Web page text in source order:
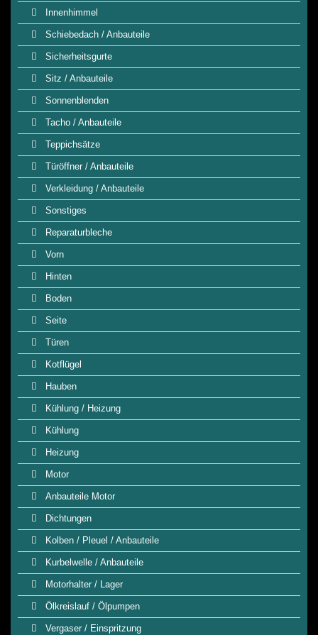
Innenhimmel
Schiebedach / Anbauteile
Sicherheitsgurte
Sitz / Anbauteile
Sonnenblenden
Tacho / Anbauteile
Teppichsätze
Türöffner / Anbauteile
Verkleidung / Anbauteile
Sonstiges
Reparaturbleche
Vorn
Hinten
Boden
Seite
Türen
Kotflügel
Hauben
Kühlung / Heizung
Kühlung
Heizung
Motor
Anbauteile Motor
Dichtungen
Kolben / Pleuel / Anbauteile
Kurbelwelle / Anbauteile
Motorhalter / Lager
Ölkreislauf / Ölpumpen
Vergaser / Einspritzung